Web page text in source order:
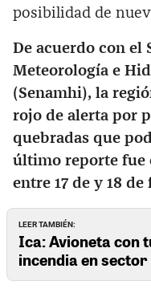
posibilidad de
De acuerdo con el
Meteorología e
(Senamhi), la
rojo de alerta por
quebradas que
último reporte fue
entre 17 de y 18 de
LEER TAMBIÉN:
Ica: Avioneta con
incendia en